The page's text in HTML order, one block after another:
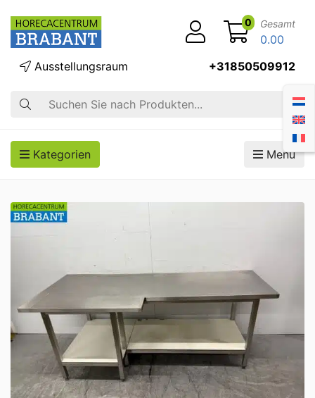
Suche
Ausstellungsraum +31850509912
0 Gesamt
0.00
Kategorien Menü